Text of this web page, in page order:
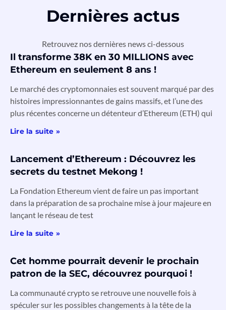
Dernières actus
Retrouvez nos dernières news ci-dessous
Il transforme 38K en 30 MILLIONS avec
Ethereum en seulement 8 ans !
Le marché des cryptomonnaies est souvent marqué par des
histoires impressionnantes de gains massifs, et l’une des
plus récentes concerne un détenteur d’Ethereum (ETH) qui
Lire la suite »
Lancement d’Ethereum : Découvrez les
secrets du testnet Mekong !
La Fondation Ethereum vient de faire un pas important
dans la préparation de sa prochaine mise à jour majeure en
lançant le réseau de test
Lire la suite »
Cet homme pourrait devenir le prochain
patron de la SEC, découvrez pourquoi !
La communauté crypto se retrouve une nouvelle fois à
spéculer sur les possibles changements à la tête de la